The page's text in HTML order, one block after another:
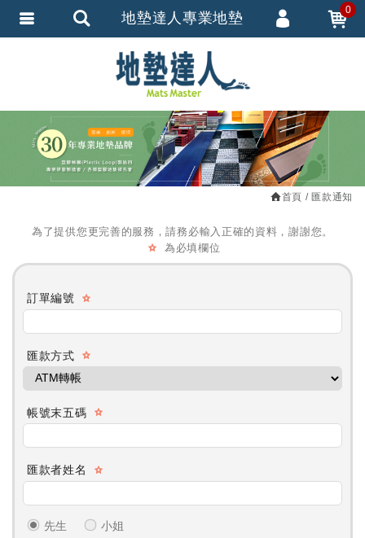
首頁 匯款通知
為了提供您更完善的服務，請務必輸入正確的資料，謝謝您。
為必填欄位
訂單編號
匯款方式
帳號末五碼
匯款者姓名
先生 小姐
地墊達人專業地墊 0
會員登入
會員註冊
忘記密碼
訂單查詢
追蹤清單
繁體中文